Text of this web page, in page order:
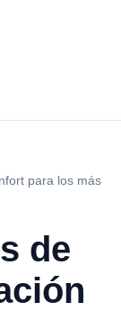
para los más
de